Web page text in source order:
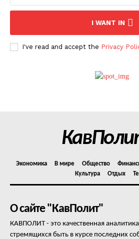
Контакты
I WANT IN
I've read and accept the Privacy
Экономика В мире Общество
Культура
Отдых
О сайте "КавПолит"
КАВПОЛИТ - это качественная
стремящихся быть в курсе последних